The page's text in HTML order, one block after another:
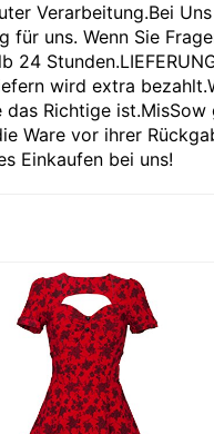
Verarbeitung.Bei
uns. Wenn Sie
24
wird extra
Richtige
Ware vor ihrer
Einkaufen bei uns!